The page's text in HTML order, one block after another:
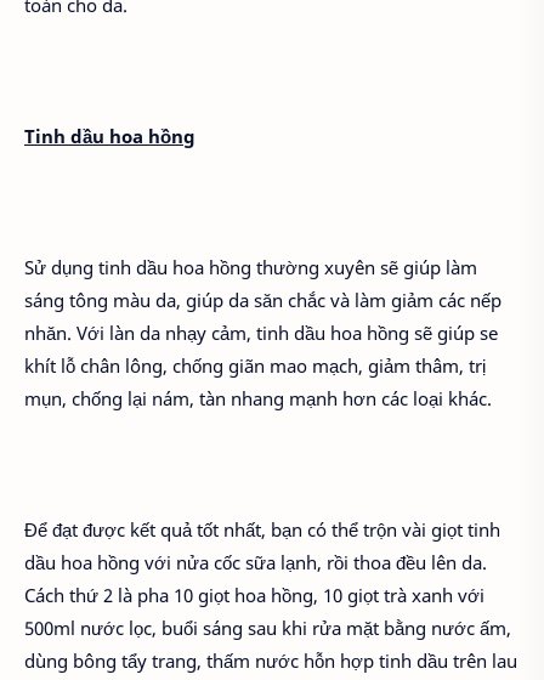
toàn cho da.
Tinh dầu hoa hồng
Sử dụng tinh dầu hoa hồng thường xuyên sẽ giúp làm
sáng tông màu da, giúp da săn chắc và làm giảm các nếp
nhăn. Với làn da nhạy cảm, tinh dầu hoa hồng sẽ giúp se
khít lỗ chân lông, chống giãn mao mạch, giảm thâm, trị
mụn, chống lại nám, tàn nhang mạnh hơn các loại khác.
Để đạt được kết quả tốt nhất, bạn có thể trộn vài giọt tinh
dầu hoa hồng với nửa cốc sữa lạnh, rồi thoa đều lên da.
Cách thứ 2 là pha 10 giọt hoa hồng, 10 giọt trà xanh với
500ml nước lọc, buổi sáng sau khi rửa mặt bằng nước ấm,
dùng bông tẩy trang, thấm nước hỗn hợp tinh dầu trên lau